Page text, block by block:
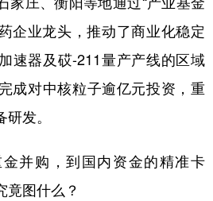
企业龙头，推动了商业化稳定
速器及砹-211量产产线的区域
成对中核粒子逾亿元投资，重
发。
并购，到国内资金的精准卡
竟图什么？